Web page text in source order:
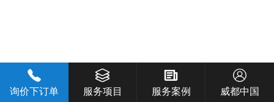
询价下订单 服务项目 服务案例 威都中国